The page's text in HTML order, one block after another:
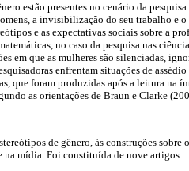
estão presentes no cenário da
a invisibilização do seu trabalho e
e as expectativas sociais sobre a
no caso da pesquisa nas
em que as mulheres são silenciadas,
enfrentam situações de
que foram produzidas após a leitura na
as orientações de Braun e Clarke
de gênero, às construções sobre
na mídia. Foi constituída de nove artigos.